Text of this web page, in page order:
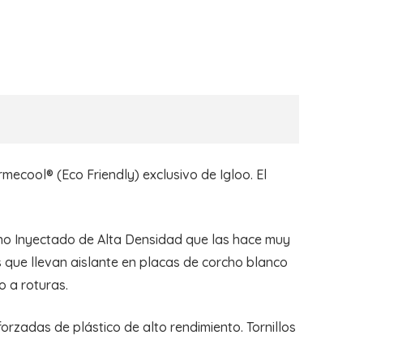
(Eco Friendly) exclusivo de Igloo. El
Inyectado de Alta Densidad que las hace muy
llevan aislante en placas de corcho blanco
a roturas.
de plástico de alto rendimiento. Tornillos